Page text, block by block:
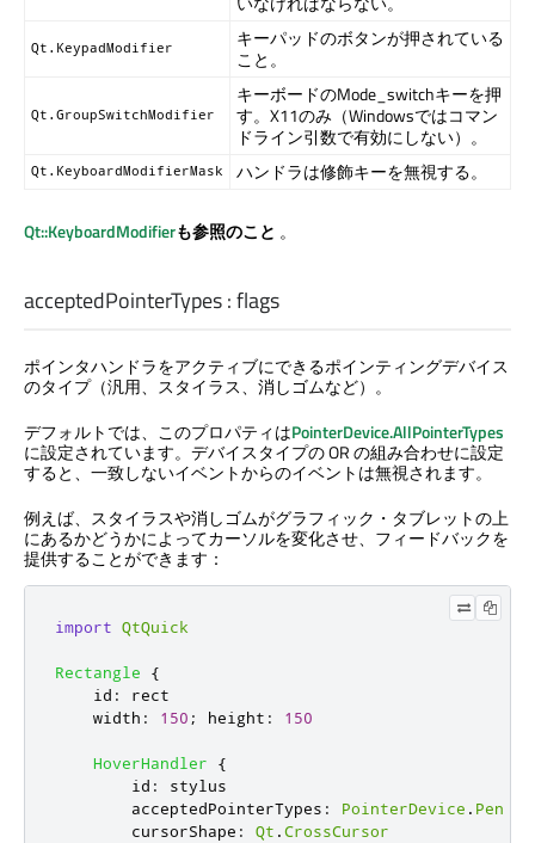
Qt.KeypadModifier
キーパッドのボタンが押されている
こと。
Qt.GroupSwitchModifier
キーボードのMode_switchキーを押
す。X11のみ（Windowsではコマン
ドライン引数で有効にしない）。
Qt.KeyboardModifierMask ハンドラは修飾キーを無視する。
Qt::KeyboardModifierも参照のこと 。
acceptedPointerTypes:flags
ポインタハンドラをアクティブにできるポインティングデバイス
のタイプ（汎用、スタイラス、消しゴムなど）。
デフォルトでは、このプロパティはPointerDevice.AllPointerTypes
に設定されています。デバイスタイプの OR の組み合わせに設定
すると、一致しないイベントからのイベントは無視されます。
例えば、スタイラスや消しゴムがグラフィック・タブレットの上
にあるかどうかによってカーソルを変化させ、フィードバックを
提供することができます：
import QtQuick
Rectangle
{
id :
rect
width : 150 ; height : 150
HoverHandler
{
id :
stylus
acceptedPointerTypes : PointerDevice . Pen
cursorShape : Qt .CrossCursor